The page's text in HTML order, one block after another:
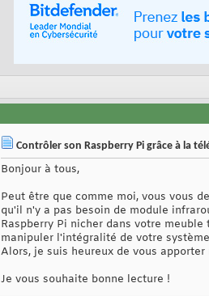
Contrôler son Raspberry Pi grâce à la
Bonjour à tous,
Peut être que comme moi, vous vous
qu'il n'y a pas besoin de module
Raspberry Pi nicher dans votre
manipuler l'intégralité de votre
Alors, je suis heureux de vous
Je vous souhaite bonne lecture !